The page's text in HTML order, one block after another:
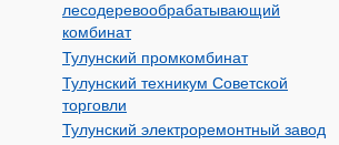
лесодеревообрабатывающий
комбинат
Тулунский промкомбинат
Тулунский техникум Советской
торговли
Тулунский электроремонтный завод